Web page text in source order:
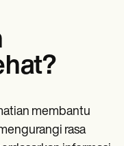
membantu
rasa